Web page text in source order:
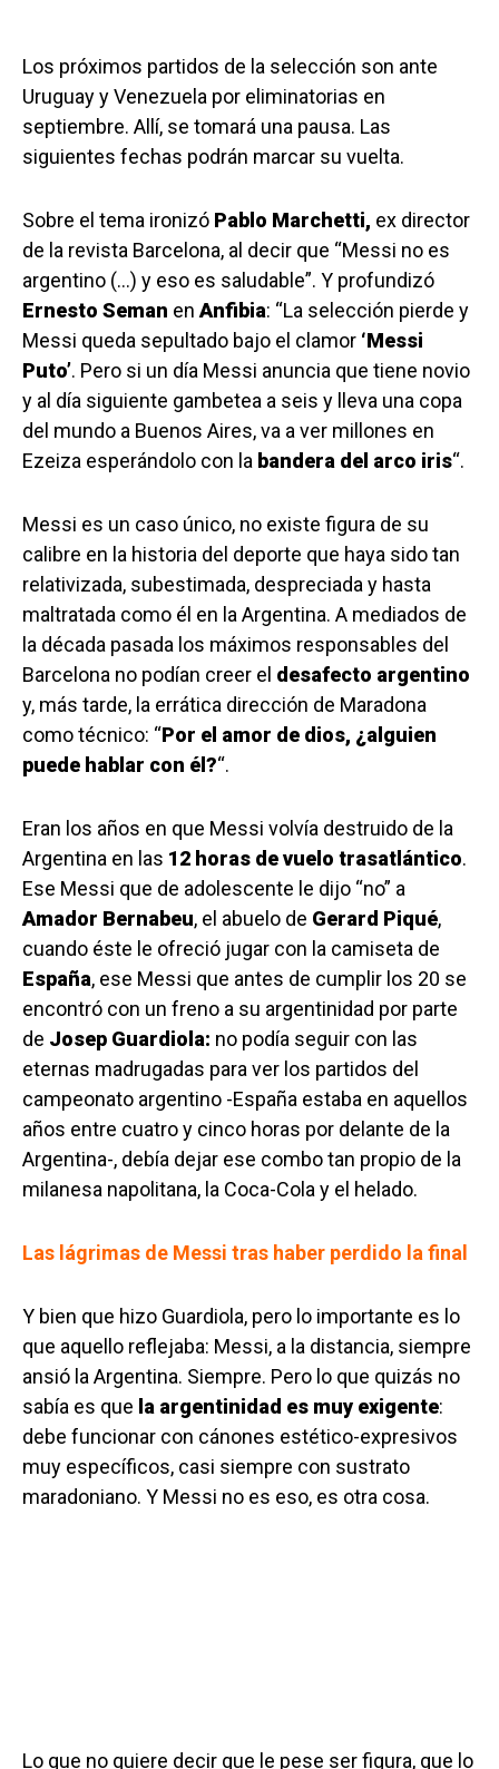
Los próximos partidos de la selección son ante
Uruguay y Venezuela por eliminatorias en
septiembre. Allí, se tomará una pausa. Las
siguientes fechas podrán marcar su vuelta.
Sobre el tema ironizó Pablo Marchetti, ex director
de la revista Barcelona, al decir que “Messi no es
argentino (…) y eso es saludable”. Y profundizó
Ernesto Seman en Anfibia: “La selección pierde y
Messi queda sepultado bajo el clamor ‘Messi
Puto’. Pero si un día Messi anuncia que tiene novio
y al día siguiente gambetea a seis y lleva una copa
del mundo a Buenos Aires, va a ver millones en
Ezeiza esperándolo con la bandera del arco iris“.
Messi es un caso único, no existe figura de su
calibre en la historia del deporte que haya sido tan
relativizada, subestimada, despreciada y hasta
maltratada como él en la Argentina. A mediados de
la década pasada los máximos responsables del
Barcelona no podían creer el desafecto argentino
y, más tarde, la errática dirección de Maradona
como técnico: “Por el amor de dios, ¿alguien
puede hablar con él?“.
Eran los años en que Messi volvía destruido de la
Argentina en las 12 horas de vuelo trasatlántico.
Ese Messi que de adolescente le dijo “no” a
Amador Bernabeu, el abuelo de Gerard Piqué,
cuando éste le ofreció jugar con la camiseta de
España, ese Messi que antes de cumplir los 20 se
encontró con un freno a su argentinidad por parte
de Josep Guardiola: no podía seguir con las
eternas madrugadas para ver los partidos del
campeonato argentino -España estaba en aquellos
años entre cuatro y cinco horas por delante de la
Argentina-, debía dejar ese combo tan propio de la
milanesa napolitana, la Coca-Cola y el helado.
Las lágrimas de Messi tras haber perdido la final
Y bien que hizo Guardiola, pero lo importante es lo
que aquello reflejaba: Messi, a la distancia, siempre
ansió la Argentina. Siempre. Pero lo que quizás no
sabía es que la argentinidad es muy exigente:
debe funcionar con cánones estético-expresivos
muy específicos, casi siempre con sustrato
maradoniano. Y Messi no es eso, es otra cosa.
Lo que no quiere decir que le pese ser figura, que lo